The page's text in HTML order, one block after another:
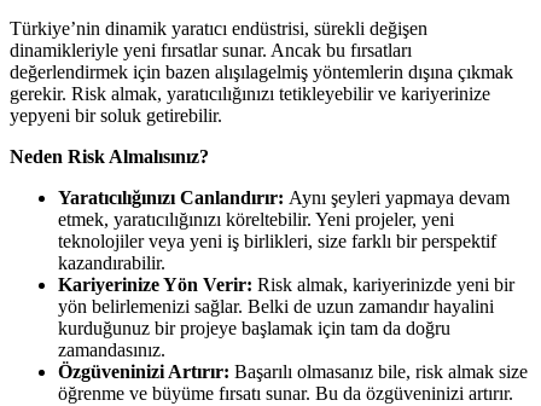
Türkiye’nin dinamik yaratıcı endüstrisi, sürekli değişen
dinamikleriyle yeni fırsatlar sunar. Ancak bu fırsatları
değerlendirmek için bazen alışılagelmiş yöntemlerin dışına çıkmak
gerekir. Risk almak, yaratıcılığınızı tetikleyebilir ve kariyerinize
yepyeni bir soluk getirebilir.
Neden Risk Almalısınız?
Yaratıcılığınızı Canlandırır: Aynı şeyleri yapmaya devam
etmek, yaratıcılığınızı köreltebilir. Yeni projeler, yeni
teknolojiler veya yeni iş birlikleri, size farklı bir perspektif
kazandırabilir.
Kariyerinize Yön Verir: Risk almak, kariyerinizde yeni bir
yön belirlemenizi sağlar. Belki de uzun zamandır hayalini
kurduğunuz bir projeye başlamak için tam da doğru
zamandasınız.
Özgüveninizi Artırır: Başarılı olmasanız bile, risk almak size
öğrenme ve büyüme fırsatı sunar. Bu da özgüveninizi artırır.